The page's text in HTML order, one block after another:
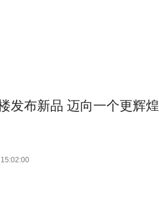
发布新品 迈向一个更辉煌